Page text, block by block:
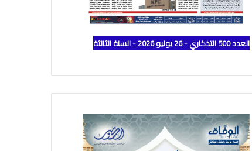
العدد 500 التذكاري - 26 يوليو 2026 - السنة الثالثة